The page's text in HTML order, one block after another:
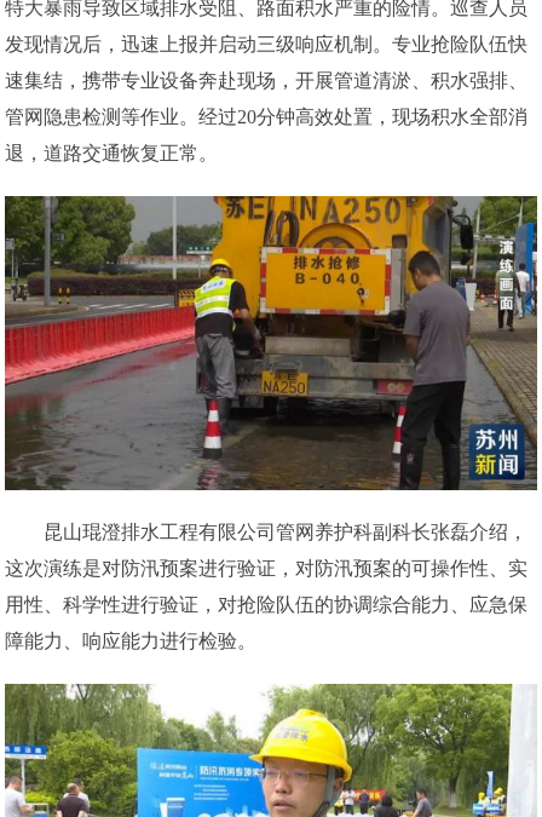
特大暴雨导致区域排水受阻、路面积水严重的险情。巡查人员
发现情况后，迅速上报并启动三级响应机制。专业抢险队伍快
速集结，携带专业设备奔赴现场，开展管道清淤、积水强排、
管网隐患检测等作业。经过20分钟高效处置，现场积水全部消
退，道路交通恢复正常。
昆山琨澄排水工程有限公司管网养护科副科长张磊介绍，
这次演练是对防汛预案进行验证，对防汛预案的可操作性、实
用性、科学性进行验证，对抢险队伍的协调综合能力、应急保
障能力、响应能力进行检验。